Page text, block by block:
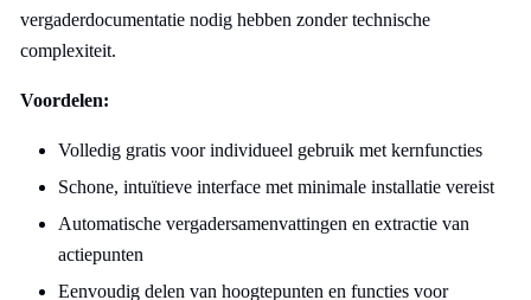
vergaderdocumentatie nodig hebben zonder technische
complexiteit.
Voordelen:
Volledig gratis voor individueel gebruik met kernfuncties
Schone, intuïtieve interface met minimale installatie vereist
Automatische vergadersamenvattingen en extractie van
actiepunten
Eenvoudig delen van hoogtepunten en functies voor